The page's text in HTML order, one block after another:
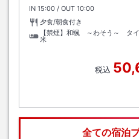
IN チェックイン
15:00 / OUT チェックアウト
10:00
夕食/朝食付き
【禁煙】和颯 ～わそう～ タ
米
税込
全ての宿泊